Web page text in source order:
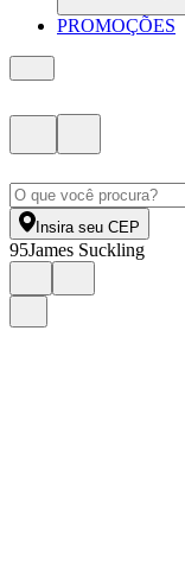
PROMOÇÕES
Insira seu CEP
95James Suckling